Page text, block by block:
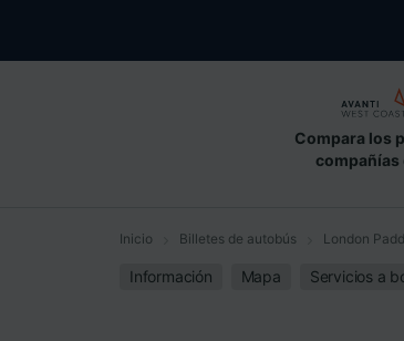
Compara los
compañías
Inicio Billetes de autobús London
Información Mapa Servicios a